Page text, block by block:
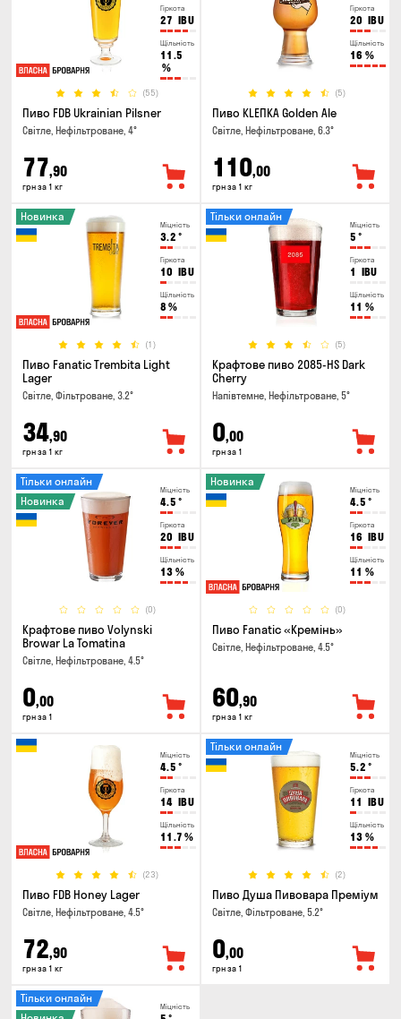
Гіркота
27 IBU
Щільність
11.5
%
(55)
Пиво FDB Ukrainian Pilsner
Світле, Нефільтроване, 4°
77,90
грн за 1 кг
Гіркота
20 IBU
Щільність
16 %
(5)
Пиво KLEПКА Golden Ale
Світле, Нефільтроване, 6.3°
110,00
грн за 1 кг
Міцність
3.2 °
Гіркота
10 IBU
Щільність
8 %
(1)
Новинка
Пиво Fanatic Trembita Light
Lager
Світле, Фільтроване, 3.2°
34,90
грн за 1 кг
Міцність
5 °
Гіркота
1 IBU
Щільність
11 %
(5)
Тільки онлайн
Крафтове пиво 2085-HS Dark
Cherry
Напівтемне, Нефільтроване, 5°
0,00
грн за 1
Міцність
4.5 °
Гіркота
20 IBU
Щільність
13 %
(0)
Тільки онлайн
Новинка
Крафтове пиво Volynski
Browar La Tomatina
Світле, Нефільтроване, 4.5°
0,00
грн за 1
Міцність
4.5 °
Гіркота
16 IBU
Щільність
11 %
(0)
Новинка
Пиво Fanatic «Кремінь»
Світле, Нефільтроване, 4.5°
60,90
грн за 1 кг
Міцність
4.5 °
Гіркота
14 IBU
Щільність
11.7 %
(23)
Пиво FDB Honey Lager
Світле, Нефільтроване, 4.5°
72,90
грн за 1 кг
Міцність
5.2 °
Гіркота
11 IBU
Щільність
13 %
(2)
Тільки онлайн
Пиво Душа Пивовара Преміум
Світле, Фільтроване, 5.2°
0,00
грн за 1
Міцність
Тільки онлайн